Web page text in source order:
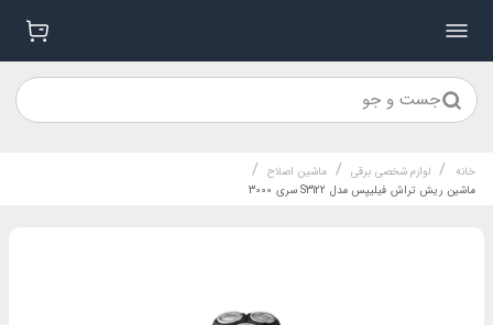
جست و جو
خانه / لوازم شخصی برقی / ماشین اصلاح /
ماشین ریش تراش فیلیپس مدل S3122 سری 3000